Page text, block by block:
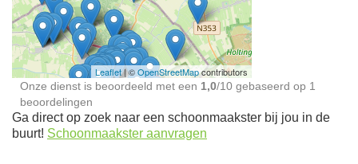
Schoonmaakster bij
jou in de buurt
Leaflet| ©OpenStreetMapcontributors
Onze dienst is beoordeeld met een 1,0/10 gebaseerd op 1
beoordelingen
Ga direct op zoek naar een schoonmaakster bij jou in de
buurt! Schoonmaakster aanvragen